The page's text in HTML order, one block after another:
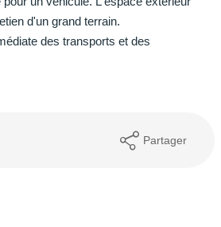
d'un grand terrain.
des transports et des
Partager